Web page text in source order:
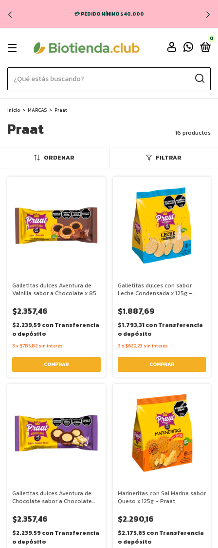
💳 PEDIDO MÍNIMO $40.000
0
Inicio > MARCAS > Praat
Praat 16 productos
ORDENAR FILTRAR
Galletitas dulces Aventura de
Vainilla sabor a Chocolate x 85g
$2.357,46
$2.239,59conTransferencia
o depósito
3 x $785,82 sin interés
Galletitas dulces con sabor
Leche Condensada x 125g -
$1.887,69
$1.793,31conTransferencia
o depósito
3 x $629,23 sin interés
Galletitas dulces Aventura de
Chocolate sabor a Chocolate
$2.357,46
$2.239,59conTransferencia
o depósito
Marineritas con Sal Marina sabor
Queso x 125g - Praat
$2.290,16
$2.175,65conTransferencia
o depósito